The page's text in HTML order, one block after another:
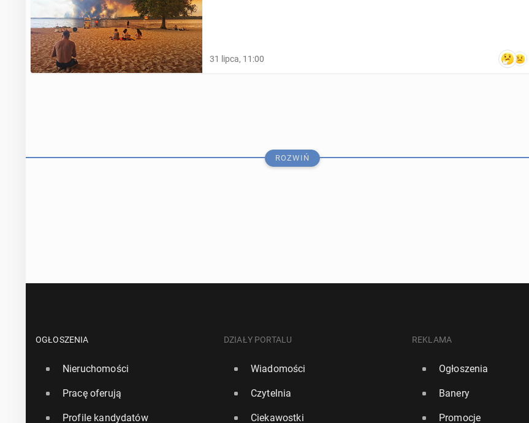
31 lipca, 11:00
Włochy: Re­kor­do­wo niska liczba dzieci uro­dzo­nych w zeszłym roku
ROZWIŃ
OGŁOSZENIA
Nieruchomości
Pracę oferują
Profile kandydatów
DZIAŁY PORTALU
Wiadomości
Czytelnia
Ciekawostki
REKLAMA
Ogłoszenia
Banery
Promocje